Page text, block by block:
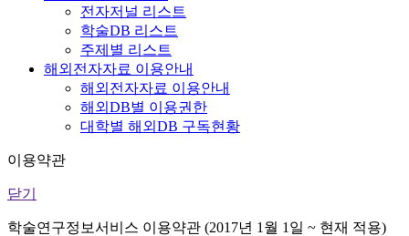
전자저널 리스트
학술DB 리스트
주제별 리스트
해외전자자료 이용안내
해외전자자료 이용안내
해외DB별 이용권한
대학별 해외DB 구독현황
이용약관
닫기
학술연구정보서비스 이용약관 (2017년 1월 1일 ~ 현재 적용)